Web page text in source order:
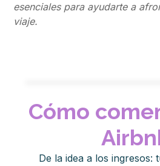
esenciales para ayudarte a
viaje.
Cómo
De la idea a los ingresos: